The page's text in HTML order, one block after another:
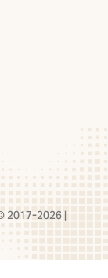
2017-2026 |